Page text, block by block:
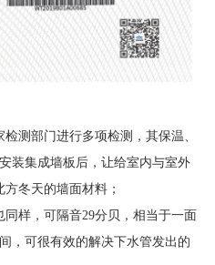
测部门进行多项检测，其保温、
装集成墙板后，让给室内与室外
冬天的墙面材料；
样，可隔音29分贝，相当于一面
，可很有效的解决下水管发出的